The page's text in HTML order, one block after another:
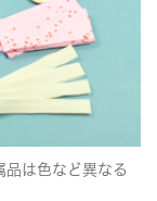
は色など異なる